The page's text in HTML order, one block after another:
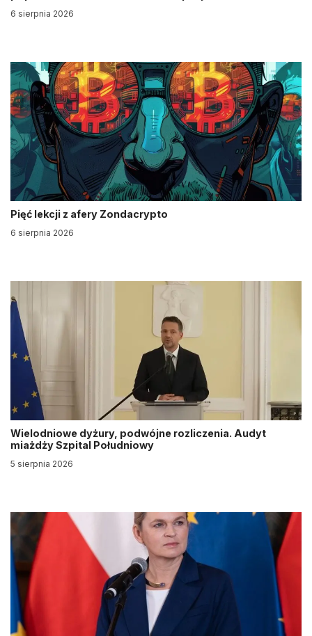
6 sierpnia 2026
Pięć lekcji z afery Zondacrypto
6 sierpnia 2026
Wielodniowe dyżury, podwójne rozliczenia. Audyt
miażdży Szpital Południowy
5 sierpnia 2026